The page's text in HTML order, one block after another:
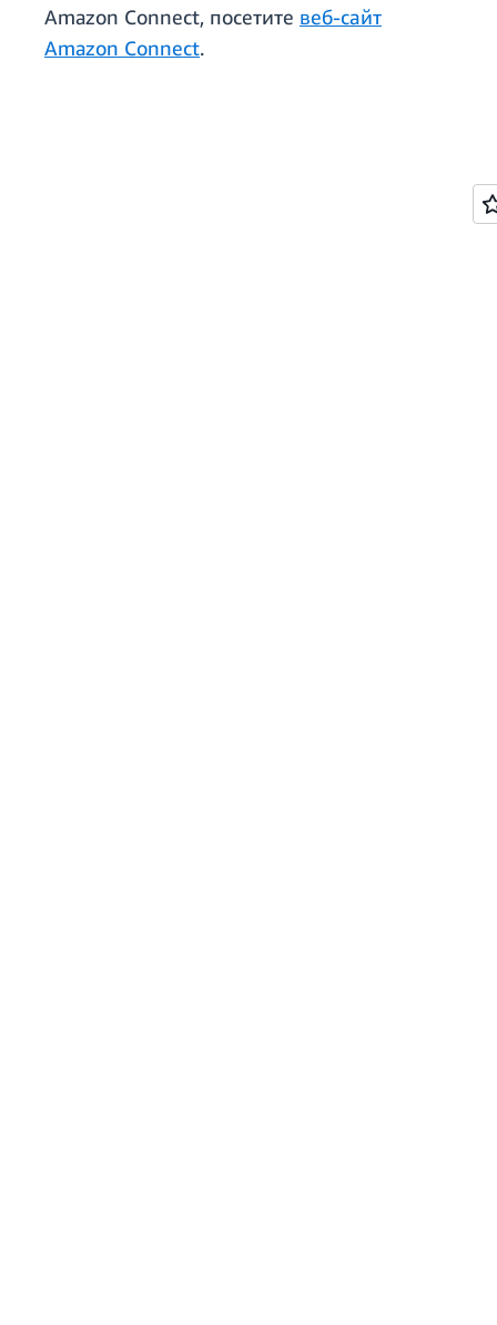
Amazon Connect, посетите веб-сайт
Amazon Connect.